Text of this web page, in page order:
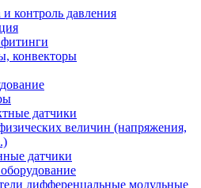
контроль давления
конвекторы
датчики
величин (напряжения,
датчики
дифференцальные модульные